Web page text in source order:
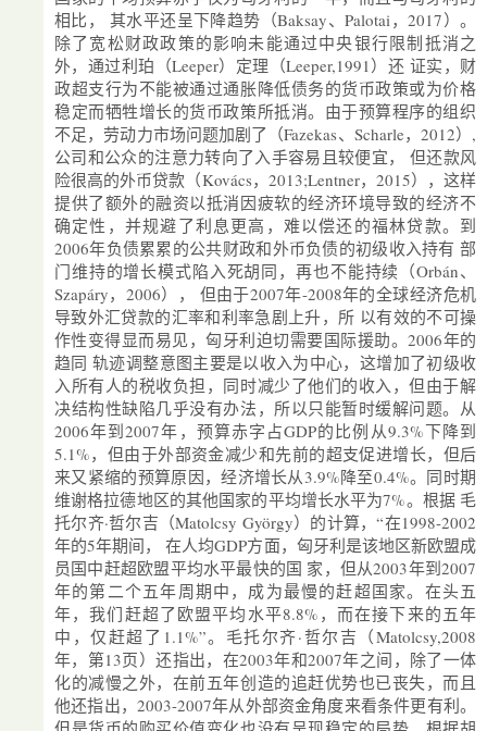
相比， 其水平还呈下降趋势（Baksay、Palotai，2017）。
除了宽松财政政策的影响未能通过中央银行限制抵消之
外，通过利珀（Leeper）定理（Leeper,1991）还 证实，财
政超支行为不能被通过通胀降低债务的货币政策或为价格
稳定而牺牲增长的货币政策所抵消。由于预算程序的组织
不足，劳动力市场问题加剧了（Fazekas、Scharle，2012）,
公司和公众的注意力转向了入手容易且较便宜， 但还款风
险很高的外币贷款（Kovács，2013;Lentner，2015），这样
提供了额外的融资以抵消因疲软的经济环境导致的经济不
确定性，并规避了利息更高，难以偿还的福林贷款。到
2006年负债累累的公共财政和外币负债的初级收入持有 部
门维持的增长模式陷入死胡同，再也不能持续（Orbán、
Szapáry，2006）， 但由于2007年-2008年的全球经济危机
导致外汇贷款的汇率和利率急剧上升，所 以有效的不可操
作性变得显而易见，匈牙利迫切需要国际援助。2006年的
趋同 轨迹调整意图主要是以收入为中心，这增加了初级收
入所有人的税收负担，同时减少了他们的收入，但由于解
决结构性缺陷几乎没有办法，所以只能暂时缓解问题。从
2006年到2007年，预算赤字占GDP的比例从9.3%下降到
5.1%，但由于外部资金减少和先前的超支促进增长，但后
来又紧缩的预算原因，经济增长从3.9%降至0.4%。同时期
维谢格拉德地区的其他国家的平均增长水平为7%。根据 毛
托尔齐·哲尔吉（Matolcsy György）的计算，“在1998-2002
年的5年期间， 在人均GDP方面，匈牙利是该地区新欧盟成
员国中赶超欧盟平均水平最快的国 家，但从2003年到2007
年的第二个五年周期中，成为最慢的赶超国家。在头五
年，我们赶超了欧盟平均水平8.8%，而在接下来的五年
中，仅赶超了1.1%”。毛托尔齐·哲尔吉（Matolcsy,2008
年，第13页）还指出，在2003年和2007年之间，除了一体
化的减慢之外，在前五年创造的追赶优势也已丧失，而且
他还指出，2003-2007年从外部资金角度来看条件更有利。